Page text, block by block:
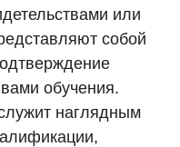
или
собой
обучения.
наглядным